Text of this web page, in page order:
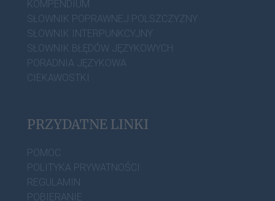
KOMPENDIUM
SŁOWNIK POPRAWNEJ POLSZCZYZNY
SŁOWNIK INTERPUNKCYJNY
SŁOWNIK BŁĘDÓW JĘZYKOWYCH
PORADNIA JĘZYKOWA
CIEKAWOSTKI
PRZYDATNE LINKI
POMOC
POLITYKA PRYWATNOŚCI
REGULAMIN
POBIERANIE